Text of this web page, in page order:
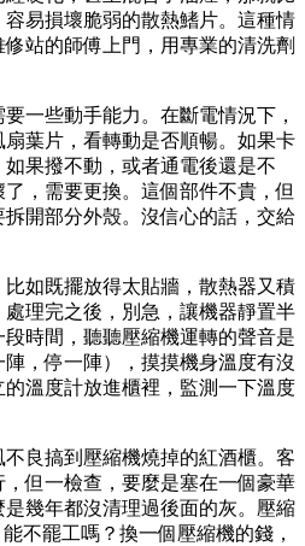
易損壞脆弱的散熱鰭片。這種情
站的師傅上門，用專業的清洗劑
要一些動手能力。在斷電情況下，
葉片，看轉動是否順暢。如果卡
果撥不動，或者通電後還是不
，需要更換。這個部件不貴，但
開部分外殼。沒信心的話，交給
如既擺放得太貼牆，散熱器又積
理完之後，別急，讓機器靜置半
時間，聽聽壓縮機運轉的聲音是
，停一陣），摸摸機身溫度有沒
溫度計放進櫃裡，監測一下溫度
良搞到壓縮機燒掉的紅酒櫃。客
但一檢查，要麼是塞在一個豪華
幾年都沒清理過後面的灰。壓縮
不罷工嗎？換一個壓縮機的錢，